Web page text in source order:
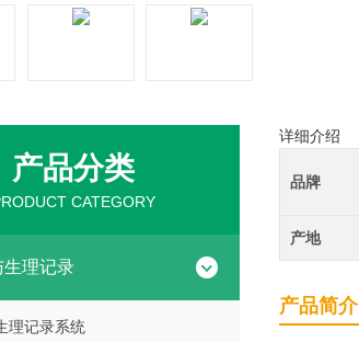
产品分类
CATEGORY
生理记录
理记录系统
详细介绍
品牌
产地
产品简介